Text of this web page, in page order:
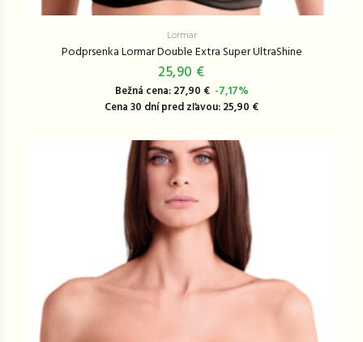
Lormar
Podprsenka Lormar Double Extra Super UltraShine
25,90 €
Bežná cena: 27,90 € -7,17%
Cena 30 dní pred zľavou: 25,90 €